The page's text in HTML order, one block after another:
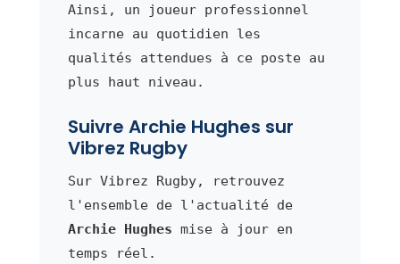
Ainsi, un joueur professionnel
incarne au quotidien les
qualités attendues à ce poste au
plus haut niveau.
Suivre Archie Hughes sur
Vibrez Rugby
Sur Vibrez Rugby, retrouvez
l'ensemble de l'actualité de
Archie Hughes mise à jour en
temps réel.